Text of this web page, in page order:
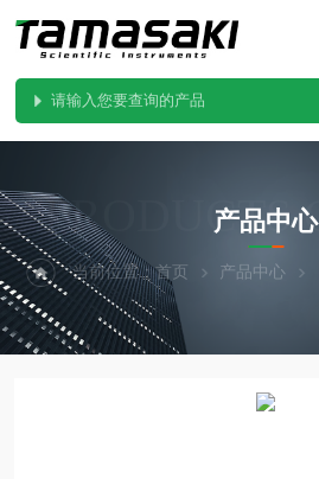
PRODUCTS
产品中心
当前位置：首页 产品中心